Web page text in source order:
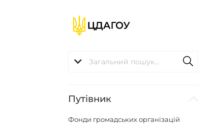
Путівник
Фонди громадських організацій